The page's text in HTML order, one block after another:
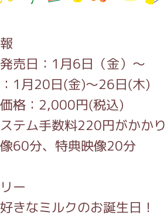
売日：1月6日（金）～
1月20日(金)～26日(木)
格：2,000円(税込)
テム手数料220円がかか
60分、特典映像20分
ー
きなミルクのお誕⽣⽇！